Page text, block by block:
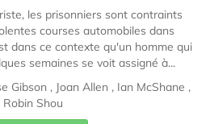
les prisonniers sont contraints
courses automobiles dans
dans ce contexte qu'un homme qui
semaines se voit assigné à...
Gibson , Joan Allen , Ian McShane ,
Robin Shou